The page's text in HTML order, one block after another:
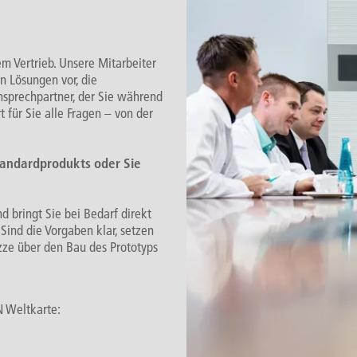
Vertrieb. Unsere Mitarbeiter
Lösungen vor, die
der Sie während
für Sie alle Fragen – von der
oder Sie
bringt Sie bei Bedarf direkt
die Vorgaben klar, setzen
über den Bau des Prototyps
Weltkarte: